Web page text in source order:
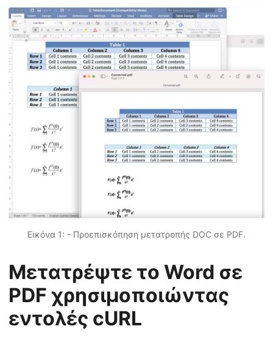
Εικόνα 1: - Προεπισκόπηση μετατροπής DOC σε PDF.
Μετατρέψτε το Word σε
PDF χρησιμοποιώντας
εντολές cURL